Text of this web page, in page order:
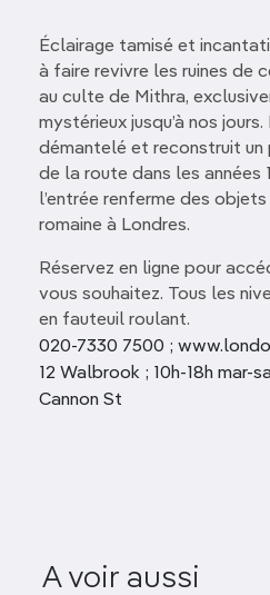
Éclairage tamisé et
à faire revivre les ruines de
au culte de Mithra,
mystérieux jusqu’à nos
démantelé et reconstruit un
de la route dans les années
l’entrée renferme des
romaine à Londres.
Réservez en ligne pour
vous souhaitez. Tous les
en fauteuil roulant.
020-7330 7500 ;
12 Walbrook ; 10h-18h mar-
Cannon St
A voir aussi
St Alfege Church